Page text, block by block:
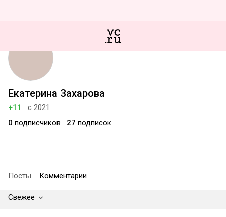
Екатерина Захарова
+11
с 2021
0 подписчиков 27 подписок
Посты Комментарии
Свежее